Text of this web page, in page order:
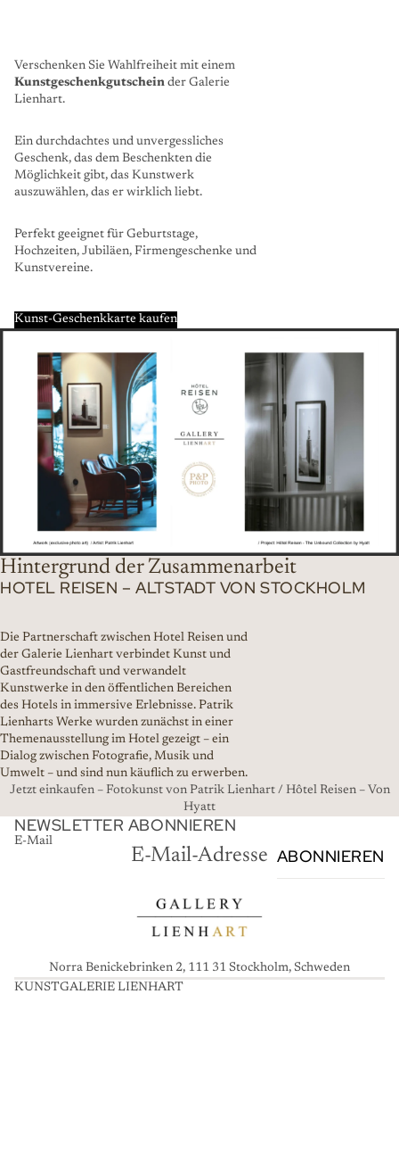
Verschenken Sie Wahlfreiheit mit einem
Kunstgeschenkgutschein der Galerie
Lienhart.
Ein durchdachtes und unvergessliches
Geschenk, das dem Beschenkten die
Möglichkeit gibt, das Kunstwerk
auszuwählen, das er wirklich liebt.
Perfekt geeignet für Geburtstage,
Hochzeiten, Jubiläen, Firmengeschenke und
Kunstvereine.
Kunst-Geschenkkarte kaufen
Hintergrund der Zusammenarbeit
HOTEL REISEN – ALTSTADT VON STOCKHOLM
Die Partnerschaft zwischen Hotel Reisen und
der Galerie Lienhart verbindet Kunst und
Gastfreundschaft und verwandelt
Kunstwerke in den öffentlichen Bereichen
des Hotels in immersive Erlebnisse. Patrik
Lienharts Werke wurden zunächst in einer
Themenausstellung im Hotel gezeigt – ein
Dialog zwischen Fotografie, Musik und
Umwelt – und sind nun käuflich zu erwerben.
Jetzt einkaufen – Fotokunst von Patrik Lienhart / Hôtel Reisen – Von
Hyatt
NEWSLETTER ABONNIEREN
E-Mail
ABONNIEREN
Norra Benickebrinken 2, 111 31 Stockholm, Schweden
KUNSTGALERIE LIENHART